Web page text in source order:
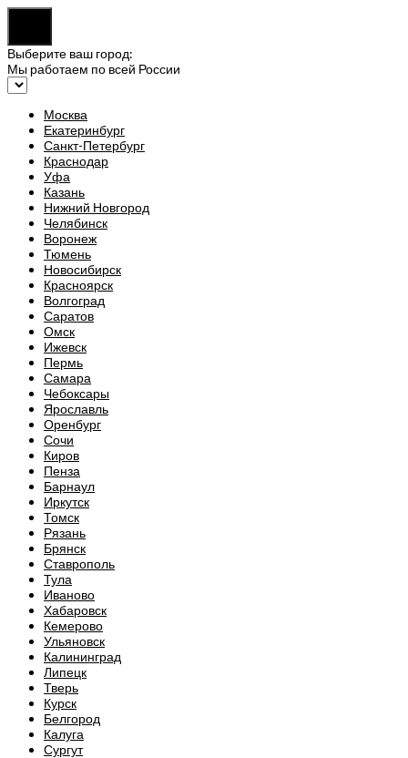
Выберите ваш город:
Мы работаем по всей России
Москва
Екатеринбург
Санкт-Петербург
Краснодар
Уфа
Казань
Нижний Новгород
Челябинск
Воронеж
Тюмень
Новосибирск
Красноярск
Волгоград
Саратов
Омск
Ижевск
Пермь
Самара
Чебоксары
Ярославль
Оренбург
Сочи
Киров
Пенза
Барнаул
Иркутск
Томск
Рязань
Брянск
Ставрополь
Тула
Иваново
Хабаровск
Кемерово
Ульяновск
Калининград
Липецк
Тверь
Курск
Белгород
Калуга
Сургут